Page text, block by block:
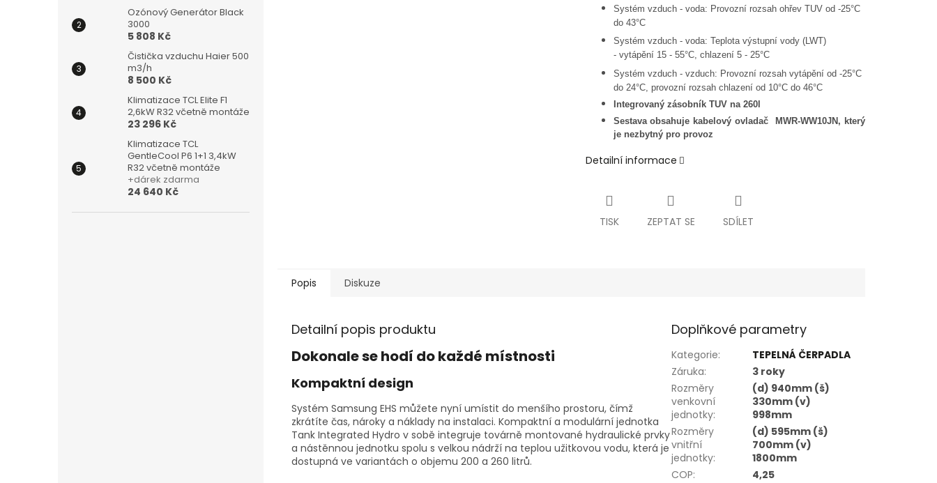
Ozónový Generátor Black
3000
5 808 Kč
Čistička vzduchu Haier 500
m3/h
8 500 Kč
Klimatizace TCL Elite F1
2,6kW R32 včetně montáže
23 296 Kč
Klimatizace TCL
GentleCool P6 1+1 3,4kW
R32 včetně montáže
+dárek zdarma
24 640 Kč
Systém vzduch -voda: Provozní rozsah ohřev TUV od -25°C
do 43°C
Systém vzduch -voda: Teplota výstupní vody (LWT)
-vytápění 15 -55°C, chlazení 5 -25°C
Systém vzduch -vzduch: Provozní rozsah vytápění od -25°C
do 24°C, provozní rozsah chlazení od 10°C do 46°C
Integrovaný zásobník TUV na 260l
Sestava obsahuje kabelový ovladač MWR-WW10JN, který
je nezbytný pro provoz
Detailní informace
TISK ZEPTAT SE SDÍLET
Popis Diskuze
Detailní popis produktu
Dokonale se hodí do každé místnosti
Kompaktní design
Systém Samsung EHS můžete nyní umístit do menšího prostoru, čímž
zkrátíte čas, nároky a náklady na instalaci. Kompaktní a modulární jednotka
Tank Integrated Hydro v sobě integruje továrně montované hydraulické prvky
a nástěnnou jednotku spolu s velkou nádrží na teplou užitkovou vodu, která je
dostupná ve variantách o objemu 200 a 260 litrů.
Doplňkové parametry
Kategorie:
TEPELNÁ ČERPADLA
Záruka:
3 roky
Rozměry
venkovní
jednotky:
(d) 940mm (š)
330mm (v)
998mm
Rozměry
vnitřní
jednotky:
(d) 595mm (š)
700mm (v)
1800mm
COP:
4,25